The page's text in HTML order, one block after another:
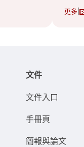
更多
文件
文件入口
手冊頁
簡報與論文